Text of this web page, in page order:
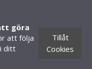
göra
att följa
ditt
Tillåt
Cookies